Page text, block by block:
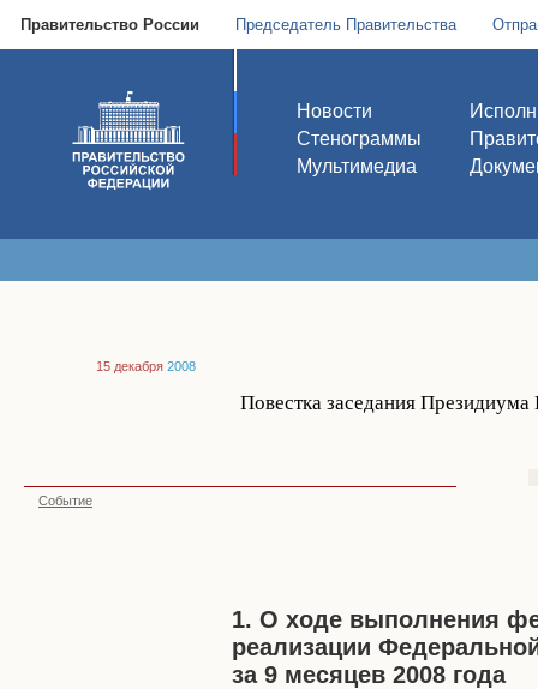
Правительство России Председатель Правительства
Новости
Стенограммы
Мультимедиа
15 декабря 2008
Повестка заседания Президиума
Событие
1. О ходе выполнения
реализации
за 9 месяцев 2008 года